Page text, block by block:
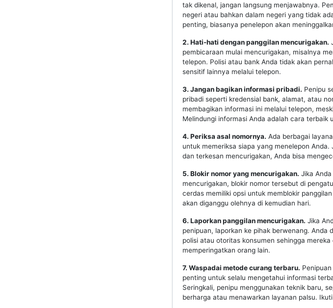
tak dikenal, jangan langsung menjawabnya.
negeri atau bahkan dalam negeri yang tidak
penting, biasanya penelepon akan
2. Hati-hati dengan panggilan mencurigakan.
pembicaraan mulai mencurigakan, misalnya
telepon. Polisi atau bank Anda tidak akan
sensitif lainnya melalui telepon.
3. Jangan bagikan informasi pribadi. Penipu
pribadi seperti kredensial bank, alamat, atau
membagikan informasi ini melalui telepon,
Melindungi informasi Anda adalah cara terbaik
4. Periksa asal nomornya. Ada berbagai
untuk memeriksa siapa yang menelepon
dan terkesan mencurigakan, Anda bisa
5. Blokir nomor yang mencurigakan. Jika
mencurigakan, blokir nomor tersebut di
cerdas memiliki opsi untuk memblokir
akan diganggu olehnya di kemudian hari.
6. Laporkan panggilan mencurigakan. Jika
penipuan, laporkan ke pihak berwenang.
polisi atau otoritas konsumen sehingga
memperingatkan orang lain.
7. Waspadai metode curang terbaru.
penting untuk selalu mengetahui informasi
Seringkali, penipu menggunakan teknik baru,
berharga atau menawarkan layanan palsu.